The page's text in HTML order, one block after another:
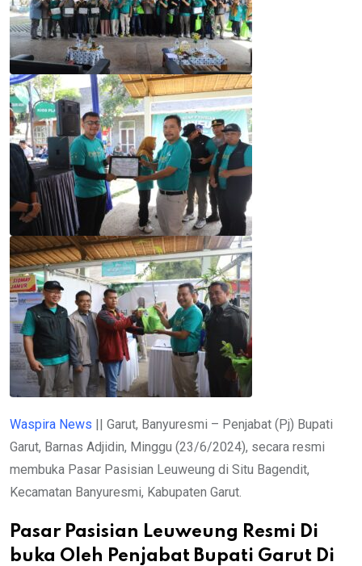
Waspira News || Garut, Banyuresmi – Penjabat (Pj) Bupati
Garut, Barnas Adjidin, Minggu (23/6/2024), secara resmi
membuka Pasar Pasisian Leuweung di Situ Bagendit,
Kecamatan Banyuresmi, Kabupaten Garut.
Pasar Pasisian Leuweung Resmi Di
buka Oleh Penjabat Bupati Garut Di